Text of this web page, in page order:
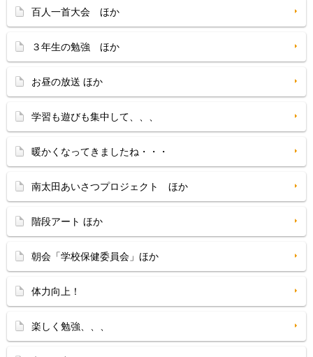
百人一首大会 ほか
３年生の勉強 ほか
お昼の放送 ほか
学習も遊びも集中して、、、
暖かくなってきましたね・・・
南太田あいさつプロジェクト ほか
階段アート ほか
朝会「学校保健委員会」ほか
体力向上！
楽しく勉強、、、